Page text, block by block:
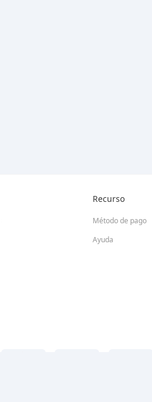
Recurso
Método de pago
Ayuda